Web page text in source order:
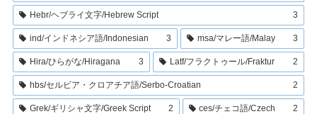
Hebr/ヘブライ文字/Hebrew Script 3
ind/インドネシア語/Indonesian 3 msa/マレー語/Malay 3
Hira/ひらがな/Hiragana 3 Latf/フラクトゥール/Fraktur 2
hbs/セルビア・クロアチア語/Serbo-Croatian 2
Grek/ギリシャ文字/Greek Script 2 ces/チェコ語/Czech 2